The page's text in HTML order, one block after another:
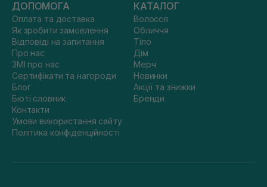
ДОПОМОГА
Оплата та доставка
Як зробити замовлення
Відповіді на запитання
Про нас
ЗМІ про нас
Сертифікати та нагороди
Блог
Бюті словник
Контакти
Умови використання сайту
Політика конфіденційності
КАТАЛОГ
Волосся
Обличчя
Тіло
Дім
Мерч
Новинки
Акції та знижки
Бренди